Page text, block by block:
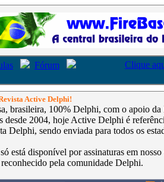
Fórum
Clique
Active Delphi!
brasileira, 100% Delphi, com o apoio da
desde 2004, hoje Active Delphi é
Delphi, sendo enviada para todos os
está disponível por assinaturas em
pela comunidade Delphi.